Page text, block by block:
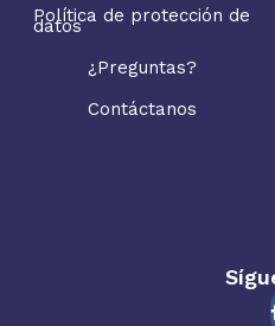
Política de protección de
datos
¿Preguntas?
Contáctanos